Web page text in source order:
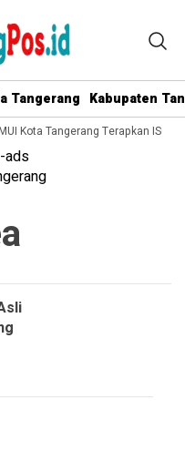
Tangerang Kabupaten
Kota Tangerang Terapkan ISO